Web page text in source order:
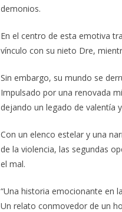
demonios.
En el centro de esta emotiva
vínculo con su nieto Dre,
Sin embargo, su mundo se
Impulsado por una renovada
dejando un legado de valentía
Con un elenco estelar y una
de la violencia, las segundas
el mal.
“Una historia emocionante en
Un relato conmovedor de un